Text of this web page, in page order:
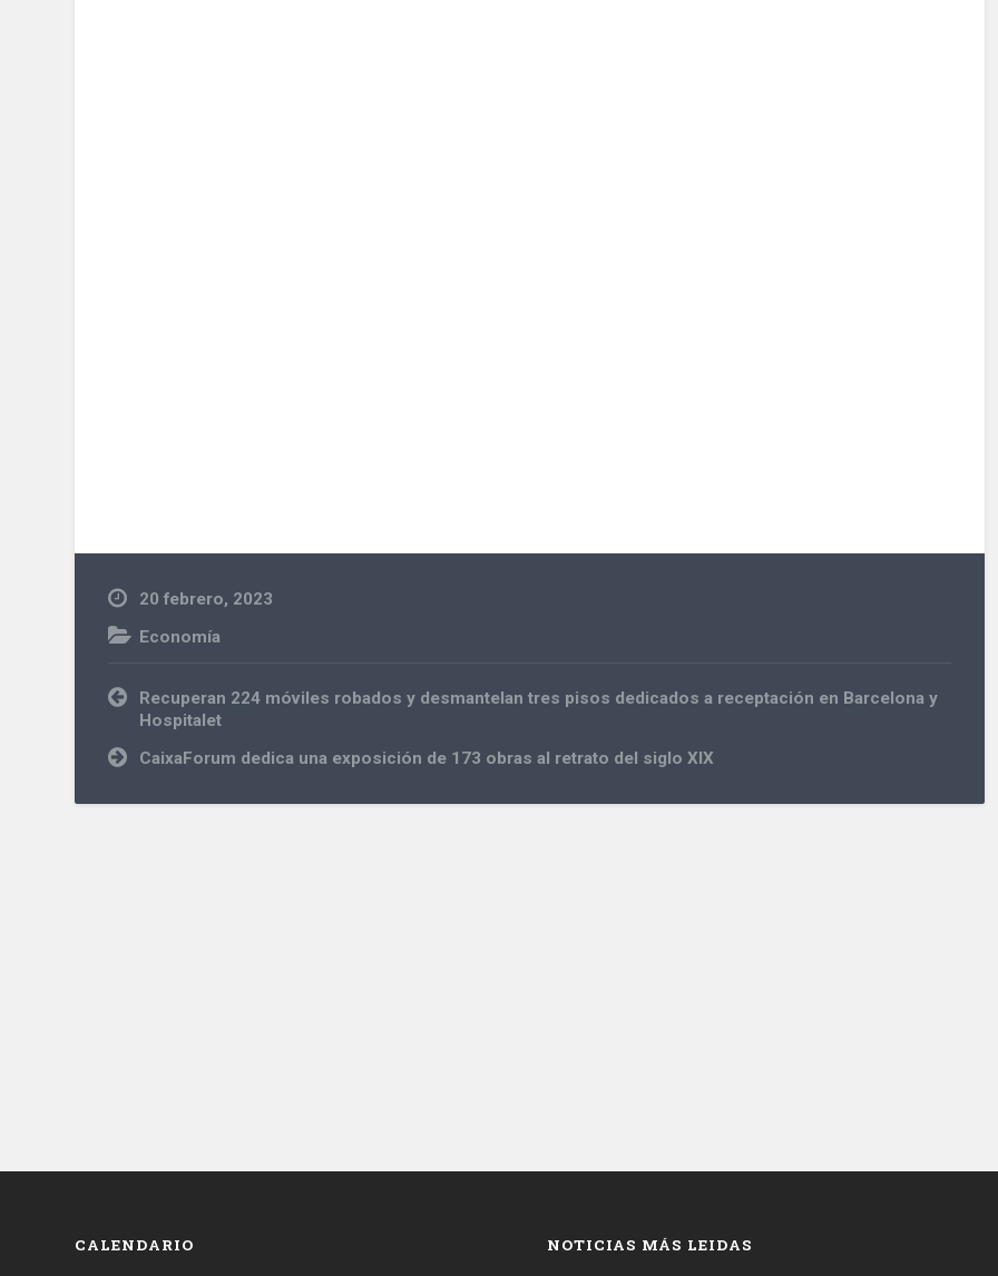
20 febrero, 2023
Economía
Navegación
de
entradas
Recuperan 224 móviles robados y desmantelan tres pisos dedicados a receptación en Barcelona y
Hospitalet
CaixaForum dedica una exposición de 173 obras al retrato del siglo XIX
CALENDARIO NOTICIAS MÁS LEIDAS